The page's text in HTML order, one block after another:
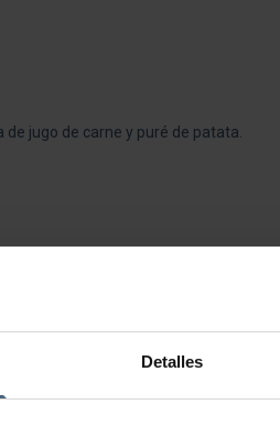
Detalles
jugo de carne y puré de patata.